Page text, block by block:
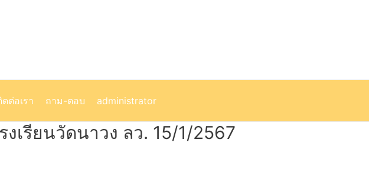
ดต่อเรา ถาม-ตอบ administrator
เรียนวัดนาวง ลว. 15/1/2567